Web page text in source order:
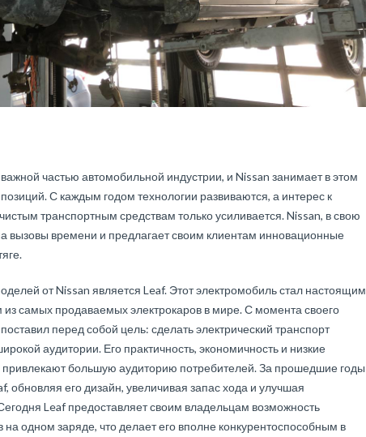
частью автомобильной индустрии, и Nissan занимает в этом
С каждым годом технологии развиваются, а интерес к
транспортным средствам только усиливается. Nissan, в свою
вызовы времени и предлагает своим клиентам инновационные
от Nissan является Leaf. Этот электромобиль стал настоящим
самых продаваемых электрокаров в мире. С момента своего
перед собой цель: сделать электрический транспорт
аудитории. Его практичность, экономичность и низкие
большую аудиторию потребителей. За прошедшие годы
обновляя его дизайн, увеличивая запас хода и улучшая
Leaf предоставляет своим владельцам возможность
на одном заряде, что делает его вполне конкурентоспособным в